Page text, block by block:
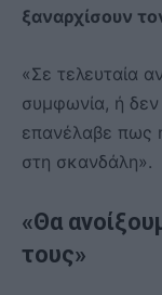
ξαναρχίσουν
«Σε τελευταία
συμφωνία, ή
επανέλαβε πως
στη σκανδάλη».
«Θα
τους»